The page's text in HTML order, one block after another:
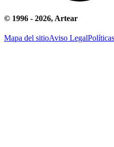
© 1996 - 2026, Artear
Mapa del sitioAviso Legal